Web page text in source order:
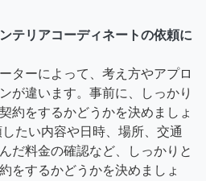
テリアコーディネートの依頼に
ターによって、考え方やアプロ
が違います。事前に、しっかり
約をするかどうかを決めましょ
たい内容や日時、場所、交通
だ料金の確認など、しっかりと
をするかどうかを決めましょ